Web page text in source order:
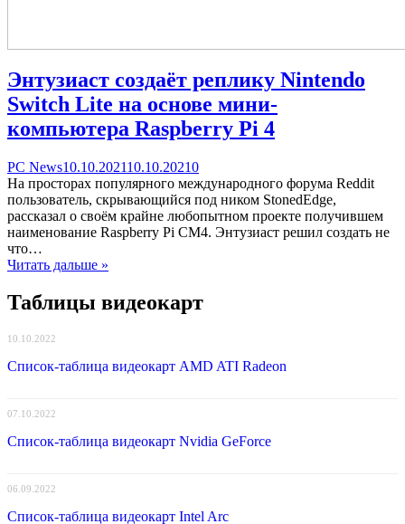
Энтузиаст создаёт реплику Nintendo
Switch Lite на основе мини-
компьютера Raspberry Pi 4
Categories
PC NewsPosted
on
10.10.202110.10.20210comments
on
Энтузиаст
создаёт
реплику
на
основе
Raspberry
На просторах популярного международного форума Reddit
пользователь, скрывающийся под ником StonedEdge,
рассказал о своём крайне любопытном проекте получившем
наименование Raspberry Pi CM4. Энтузиаст решил создать не
что…
Читать дальше »
Таблицы видеокарт
10.10.2022
Список-таблица видеокарт AMD ATI Radeon
07.10.2022
Список-таблица видеокарт Nvidia GeForce
06.09.2022
Список-таблица видеокарт Intel Arc